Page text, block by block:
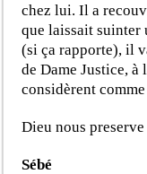
chez lui. Il a
que laissait suinter
(si ça rapporte), il
de Dame Justice, à
considèrent
Dieu nous
Sébé